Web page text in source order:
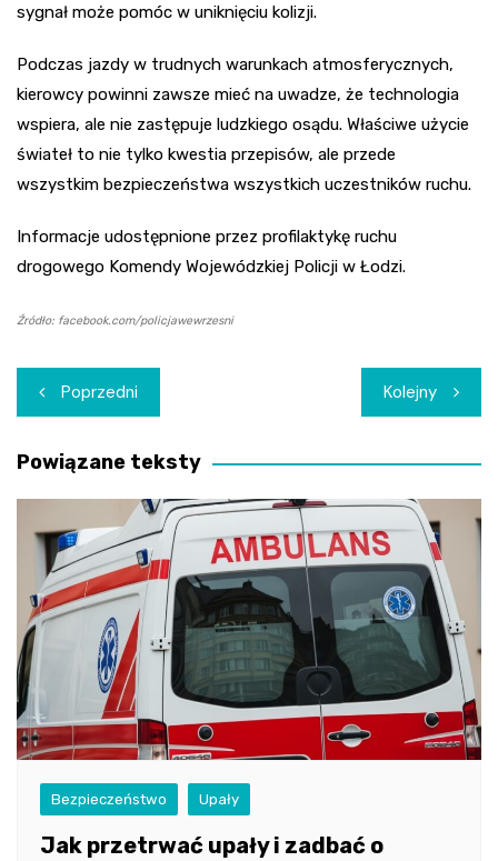
sygnał może pomóc w uniknięciu kolizji.
Podczas jazdy w trudnych warunkach atmosferycznych,
kierowcy powinni zawsze mieć na uwadze, że technologia
wspiera, ale nie zastępuje ludzkiego osądu. Właściwe użycie
świateł to nie tylko kwestia przepisów, ale przede
wszystkim bezpieczeństwa wszystkich uczestników ruchu.
Informacje udostępnione przez profilaktykę ruchu
drogowego Komendy Wojewódzkiej Policji w Łodzi.
Źródło: facebook.com/policjawewrzesni
Nawigacja
wpisu
Poprzedni Kolejny
Powiązane teksty
Bezpieczeństwo Upały
Jak przetrwać upały i zadbać o